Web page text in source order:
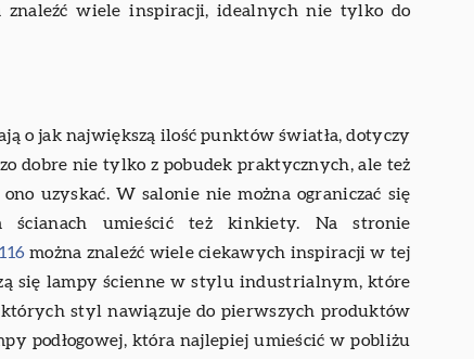
znaleźć wiele inspiracji, idealnych nie tylko do
o jak największą ilość punktów światła, dotyczy
dobre nie tylko z pobudek praktycznych, ale też
uzyskać. W salonie nie można ograniczać się
umieścić też kinkiety. Na stronie
można znaleźć wiele ciekawych inspiracji w tej
się lampy ścienne w stylu industrialnym, które
styl nawiązuje do pierwszych produktów
podłogowej, która najlepiej umieścić w pobliżu